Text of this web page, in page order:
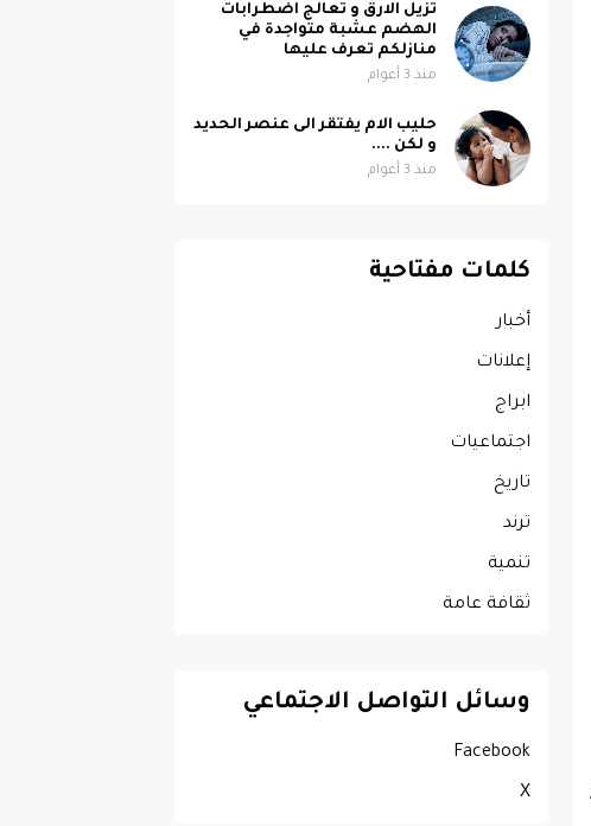
تزيل الارق و تعالج اضطرابات
الهضم عشبة متواجدة في
منازلكم تعرف عليها
منذ 3 أعوام
حليب الام يفتقر الى عنصر الحديد
و لكن ....
منذ 3 أعوام
كلمات مفتاحية
أخبار
إعلانات
ابراج
اجتماعيات
تاريخ
ترند
تنمية
ثقافة عامة
وسائل التواصل الاجتماعي
Facebook
X